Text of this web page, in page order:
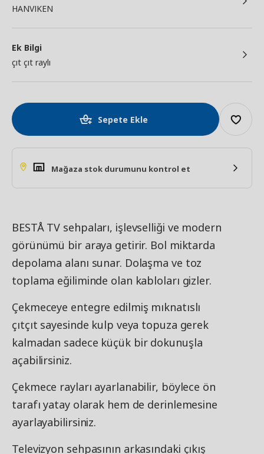
HANVIKEN
Ek Bilgi
çıt çıt raylı
Sepete Ekle
Mağaza stok durumunu kontrol et
BESTÅ TV sehpaları, işlevselliği ve modern
görünümü bir araya getirir. Bol miktarda
depolama alanı sunar. Dolaşma ve toz
toplama eğiliminde olan kabloları gizler.
Çekmeceye entegre edilmiş mıknatıslı
çıtçıt sayesinde kulp veya topuza gerek
kalmadan sadece küçük bir dokunuşla
açabilirsiniz.
Çekmece rayları ayarlanabilir, böylece ön
tarafı yatay olarak hem de derinlemesine
ayarlayabilirsiniz.
Televizyon sehpasının arkasındaki çıkış